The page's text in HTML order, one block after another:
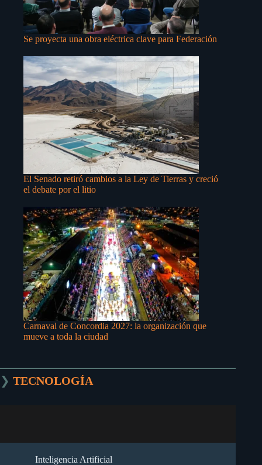
Se proyecta una obra eléctrica clave para Federación
El Senado retiró cambios a la Ley de Tierras y creció
el debate por el litio
Carnaval de Concordia 2027: la organización que
mueve a toda la ciudad
❯ TECNOLOGÍA
Inteligencia Artificial